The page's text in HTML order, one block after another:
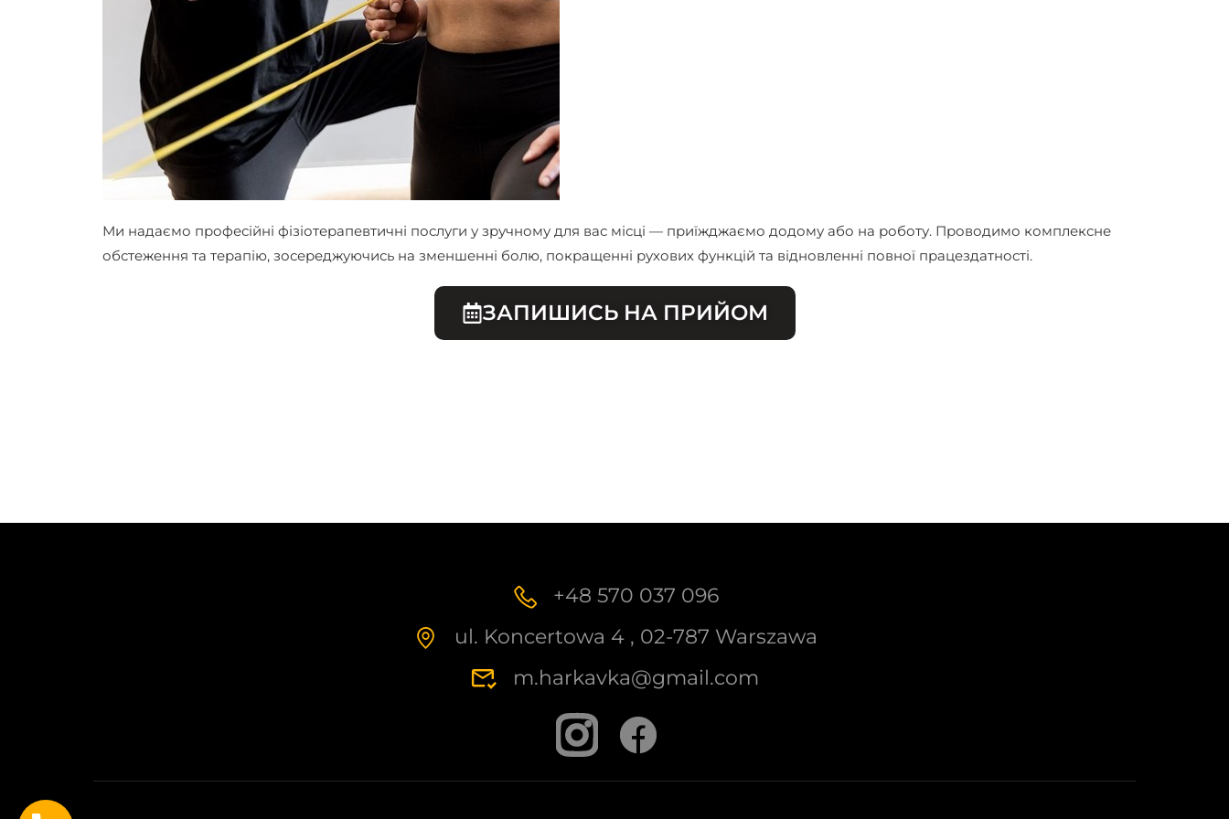
Ми надаємо професійні фізіотерапевтичні послуги у зручному для вас місці — приїжджаємо додому або на роботу. Проводимо комплексне
обстеження та терапію, зосереджуючись на зменшенні болю, покращенні рухових функцій та відновленні повної працездатності.
ЗАПИШИСЬ НА ПРИЙОМ
+48 570 037 096
ul. Koncertowa 4 , 02-787 Warszawa
m.harkavka@gmail.com